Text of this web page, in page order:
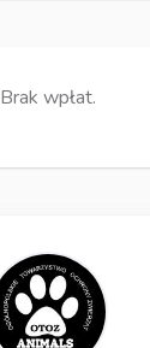
Brak wpłat.